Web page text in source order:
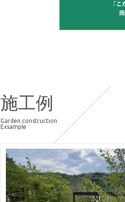
施工例
Garden construction
Exsample